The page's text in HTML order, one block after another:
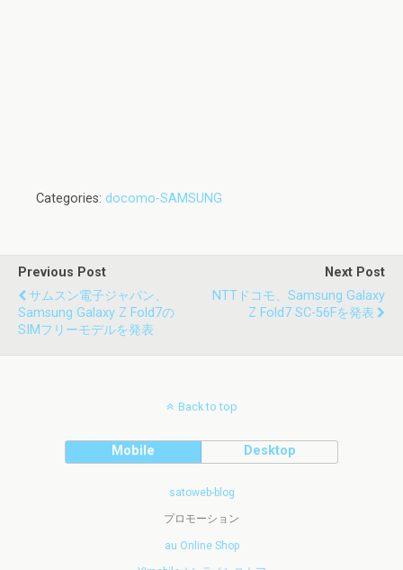
Categories: docomo-SAMSUNG
Previous Post
サムスン電子ジャパン、
Samsung Galaxy Z Fold7の
SIMフリーモデルを発表
Next Post
NTTドコモ、Samsung Galaxy
Z Fold7 SC-56Fを発表
Back to top
Mobile Desktop
satoweb-blog
プロモーション
au Online Shop